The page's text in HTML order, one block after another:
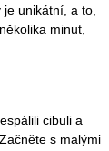
je unikátní, a to,
minut,
cibuli a
s malými